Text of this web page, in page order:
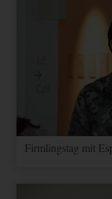
Firmlingstag mit